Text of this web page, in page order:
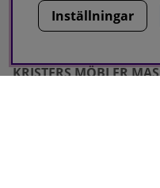
Kontakta oss
KRISTERS MÖBLER
Inställningar